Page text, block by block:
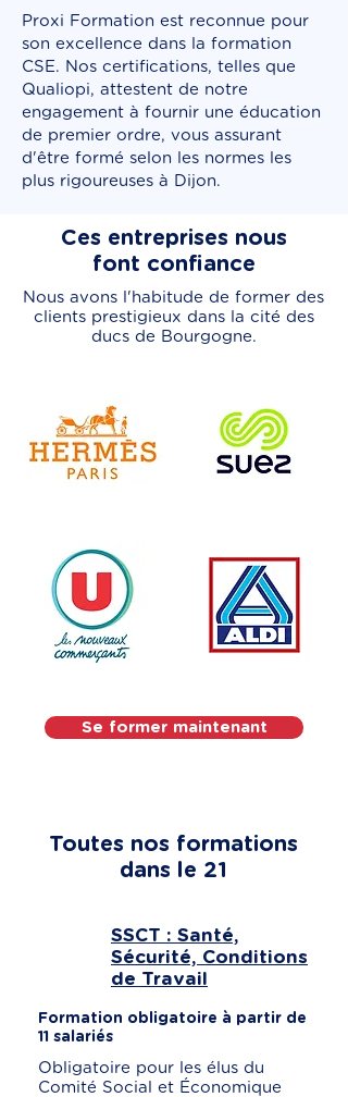
Proxi Formation est reconnue pour
son excellence dans la formation
CSE. Nos certifications, telles que
Qualiopi, attestent de notre
engagement à fournir une éducation
de premier ordre, vous assurant
d'être formé selon les normes les
plus rigoureuses à Dijon.
Ces entreprises nous
font confiance
Nous avons l'habitude de former des
clients prestigieux dans la cité des
ducs de Bourgogne.
Se former maintenant
Toutes nos formations
dans le 21
SSCT : Santé,
Sécurité, Conditions
de Travail
Formation obligatoire à partir de
11 salariés
Obligatoire pour les élus du
Comité Social et Économique